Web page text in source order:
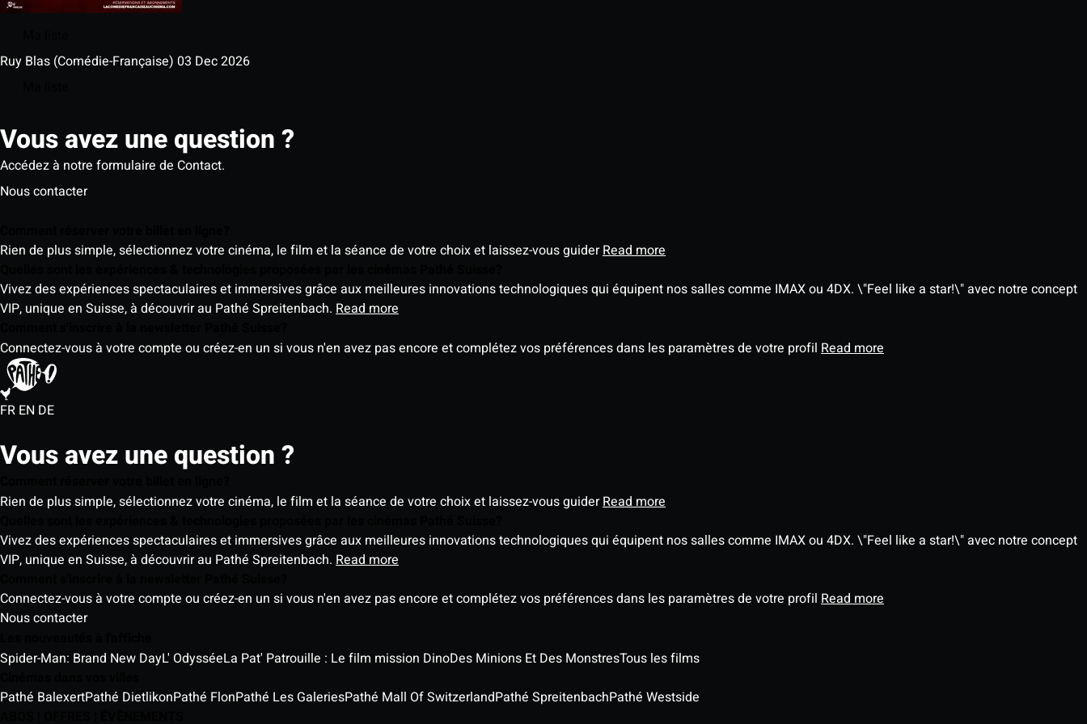
Ruy Blas (Comédie-Française) 03 Dec 2026
Vous avez une question ?
Accédez à notre formulaire de Contact.
Nous contacter
Rien de plus simple, sélectionnez votre cinéma, le film et la séance de votre choix et laissez-vous guiderRead more
Vivez des expériences spectaculaires et immersives grâce aux meilleures innovations technologiques qui équipent nos salles comme IMAX ou 4DX. \"Feel like a star!\" avec notre concept
VIP, unique en Suisse, à découvrir au Pathé Spreitenbach. Read more
Connectez-vous à votre compte ou créez-en un si vous n'en avez pas encore et complétez vos préférences dans les paramètres de votre profil Read more
FR EN DE
Vous avez une question ?
Rien de plus simple, sélectionnez votre cinéma, le film et la séance de votre choix et laissez-vous guiderRead more
Vivez des expériences spectaculaires et immersives grâce aux meilleures innovations technologiques qui équipent nos salles comme IMAX ou 4DX. \"Feel like a star!\" avec notre concept
VIP, unique en Suisse, à découvrir au Pathé Spreitenbach. Read more
Connectez-vous à votre compte ou créez-en un si vous n'en avez pas encore et complétez vos préférences dans les paramètres de votre profil Read more
Nous contacter
Spider-Man: Brand New DayL' OdysséeLa Pat' Patrouille : Le film mission DinoDes Minions Et Des MonstresTous les films
Pathé BalexertPathé DietlikonPathé FlonPathé Les GaleriesPathé Mall Of SwitzerlandPathé SpreitenbachPathé Westside